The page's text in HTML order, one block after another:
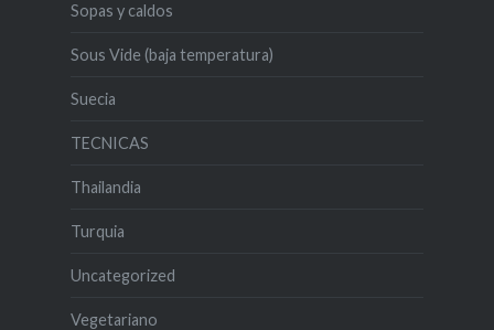
Sopas y caldos
Sous Vide (baja temperatura)
Suecia
TECNICAS
Thailandia
Turquia
Uncategorized
Vegetariano